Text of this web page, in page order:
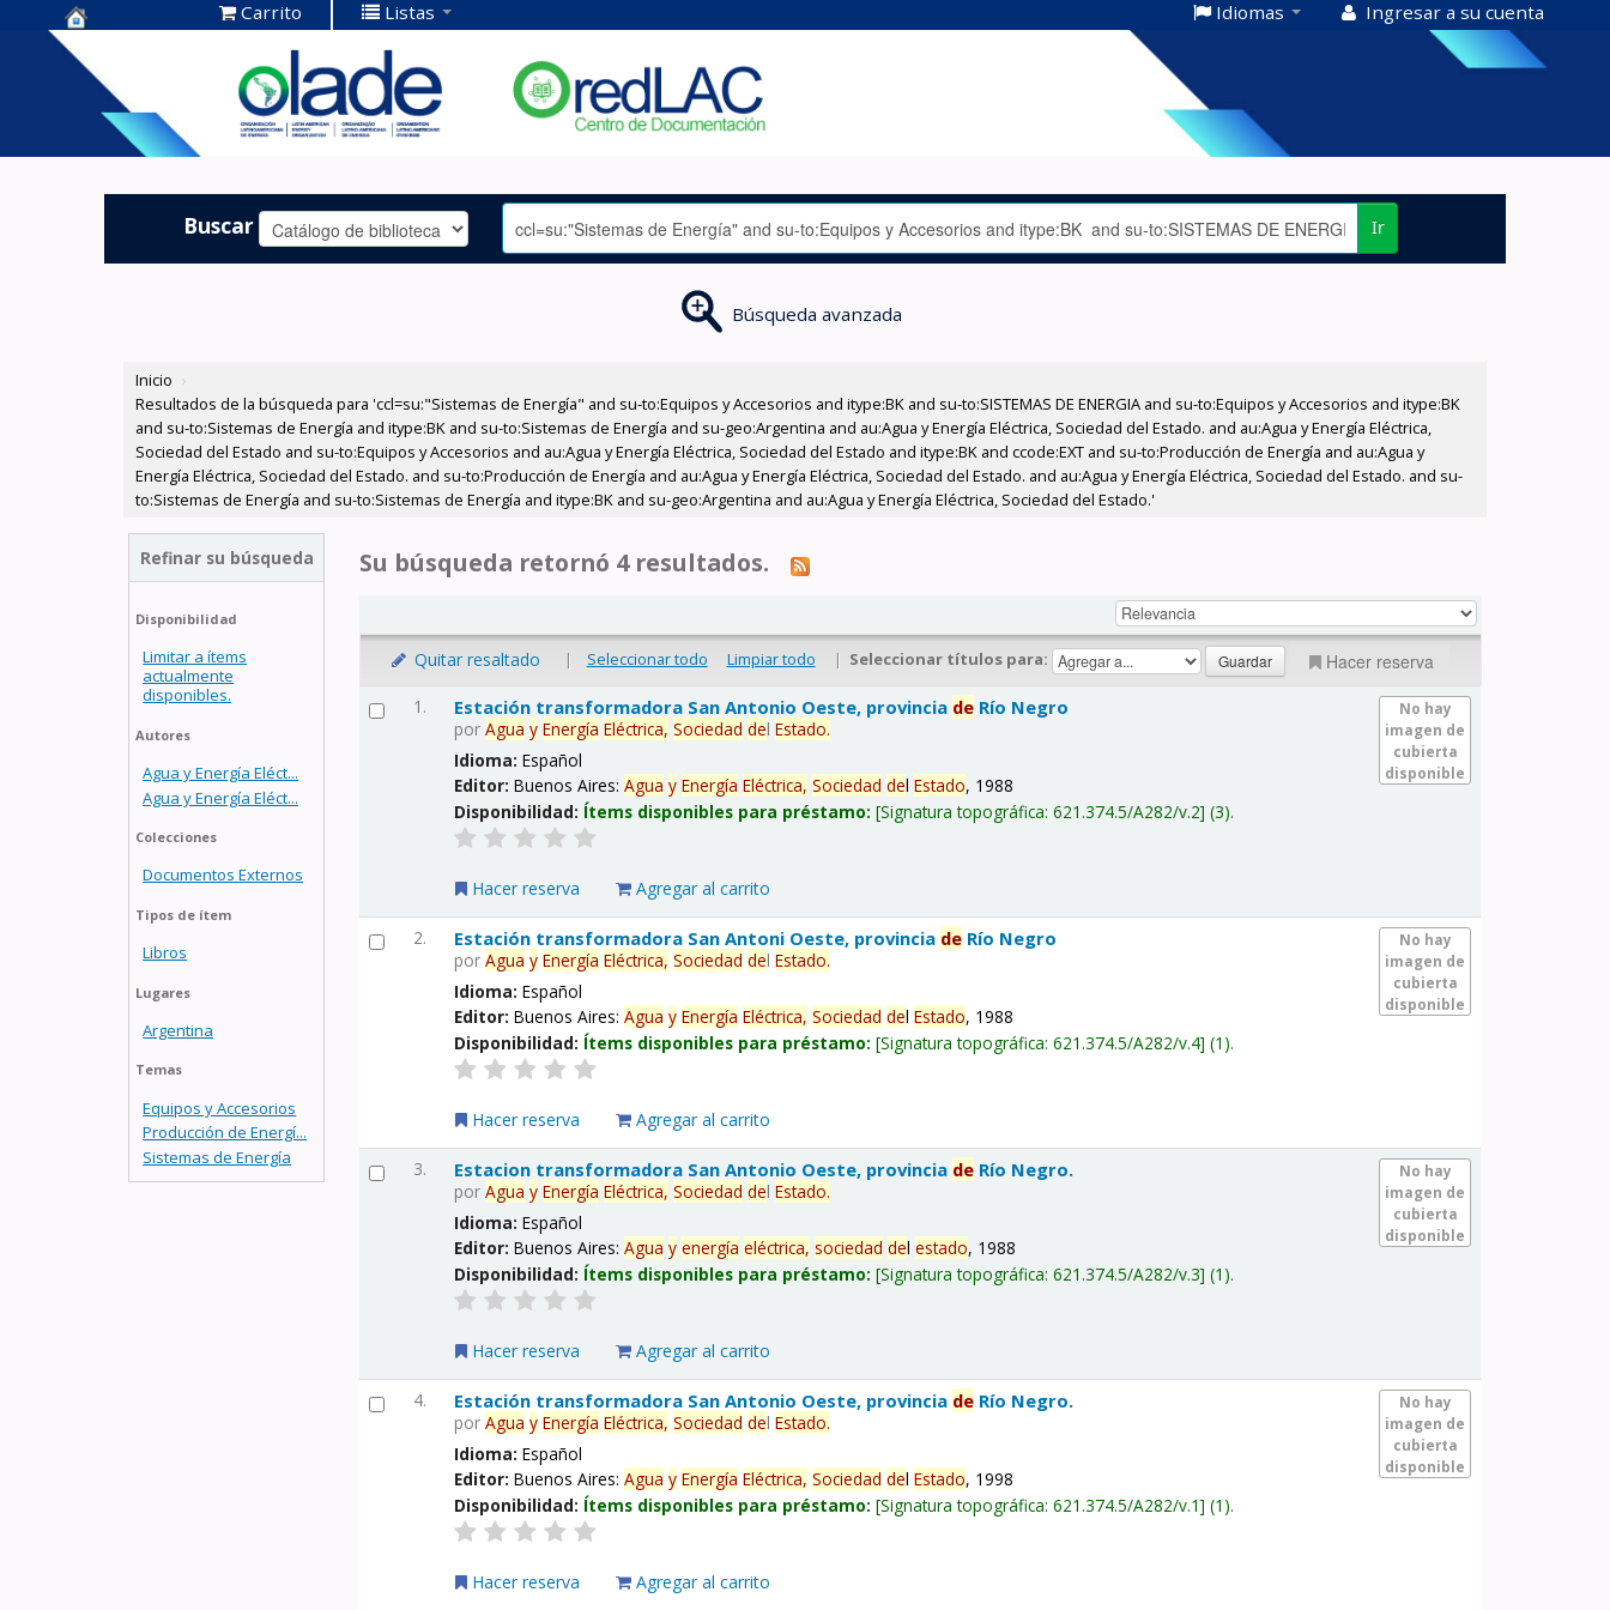
Centro de
Documentación
OLADE -
Carrito Listas Idiomas Ingresar a su cuenta
Buscar Ir
Búsqueda avanzada
Inicio ›
Resultados de la búsqueda para 'ccl=su:"Sistemas de Energía" and su-to:Equipos y Accesorios and itype:BK and su-to:SISTEMAS DE ENERGIA and su-to:Equipos y Accesorios and itype:BK
and su-to:Sistemas de Energía and itype:BK and su-to:Sistemas de Energía and su-geo:Argentina and au:Agua y Energía Eléctrica, Sociedad del Estado. and au:Agua y Energía Eléctrica,
Sociedad del Estado and su-to:Equipos y Accesorios and au:Agua y Energía Eléctrica, Sociedad del Estado and itype:BK and ccode:EXT and su-to:Producción de Energía and au:Agua y
Energía Eléctrica, Sociedad del Estado. and su-to:Producción de Energía and au:Agua y Energía Eléctrica, Sociedad del Estado. and au:Agua y Energía Eléctrica, Sociedad del Estado. and su-
to:Sistemas de Energía and su-to:Sistemas de Energía and itype:BK and su-geo:Argentina and au:Agua y Energía Eléctrica, Sociedad del Estado.'
Refinar su búsqueda
Disponibilidad
Limitar a ítems
actualmente
disponibles.
Autores
Agua y Energía Eléct...
Agua y Energía Eléct...
Colecciones
Documentos Externos
Tipos de ítem
Libros
Lugares
Argentina
Temas
Equipos y Accesorios
Producción de Energí...
Sistemas de Energía
Su búsqueda retornó 4 resultados.
Quitar resaltado | Seleccionar todo Limpiar todo | Seleccionar títulos para: Hacer reserva
1.
No hay
imagen de
cubierta
disponible
Estación transformadora San Antonio Oeste, provincia de Río Negro
porAgua y Energía Eléctrica, Sociedad delEstado.
Idioma:Español
Editor:Buenos Aires:Agua y Energía Eléctrica, Sociedad delEstado, 1988
Disponibilidad: Ítems disponibles para préstamo: Signatura topográfica:621.374.5/A282/v.2 (3).
Hacer reserva Agregar al carrito
2.
No hay
imagen de
cubierta
disponible
Estación transformadora San Antoni Oeste, provincia de Río Negro
porAgua y Energía Eléctrica, Sociedad delEstado.
Idioma:Español
Editor:Buenos Aires:Agua y Energía Eléctrica, Sociedad delEstado, 1988
Disponibilidad: Ítems disponibles para préstamo: Signatura topográfica:621.374.5/A282/v.4 (1).
Hacer reserva Agregar al carrito
3.
No hay
imagen de
cubierta
disponible
Estacion transformadora San Antonio Oeste, provincia de Río Negro.
porAgua y Energía Eléctrica, Sociedad delEstado.
Idioma:Español
Editor:Buenos Aires:Agua y energía eléctrica, sociedad delestado, 1988
Disponibilidad: Ítems disponibles para préstamo: Signatura topográfica:621.374.5/A282/v.3 (1).
Hacer reserva Agregar al carrito
4.
No hay
imagen de
cubierta
disponible
Estación transformadora San Antonio Oeste, provincia de Río Negro.
porAgua y Energía Eléctrica, Sociedad delEstado.
Idioma:Español
Editor:Buenos Aires:Agua y Energía Eléctrica, Sociedad delEstado, 1998
Disponibilidad: Ítems disponibles para préstamo: Signatura topográfica:621.374.5/A282/v.1 (1).
Hacer reserva Agregar al carrito